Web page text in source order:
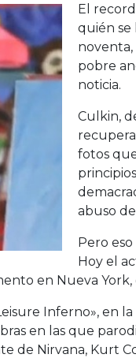
El
quién se
noventa,
pobre
noticia.
Culkin,
fotos
abuso
Pero
Hoy el
en Nueva
Inferno», en
en las que
de Nirvana, Kurt